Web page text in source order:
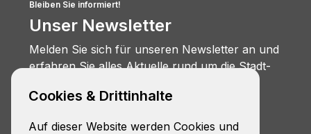
Bleiben Sie informiert!
Unser Newsletter
Melden Sie sich für unseren Newsletter an und
erfahren Sie alles Aktuelle rund um die Stadt-
Cookies & Drittinhalte
Auf dieser Website werden Cookies und